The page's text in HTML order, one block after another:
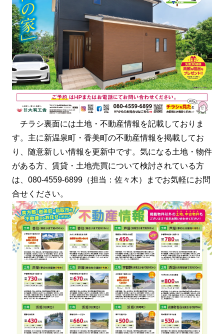
チラシ裏面には土地・不動産情報を記載しておりま
す。主に新温泉町・香美町の不動産情報を掲載してお
り、随意新しい情報を更新中です。気になる土地・物件
がある方、賃貸・土地売買について検討されている方
は、080-4559-6899（担当：佐々木）までお気軽にお問
合せください。